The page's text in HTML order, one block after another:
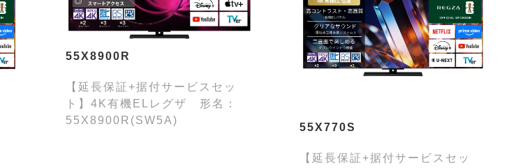
55X8900R
【延長保証+据付サービスセッ
ト】4K有機ELレグザ 形名：
55X8900R(SW5A)
55X770S
【延長保証+据付サービスセッ